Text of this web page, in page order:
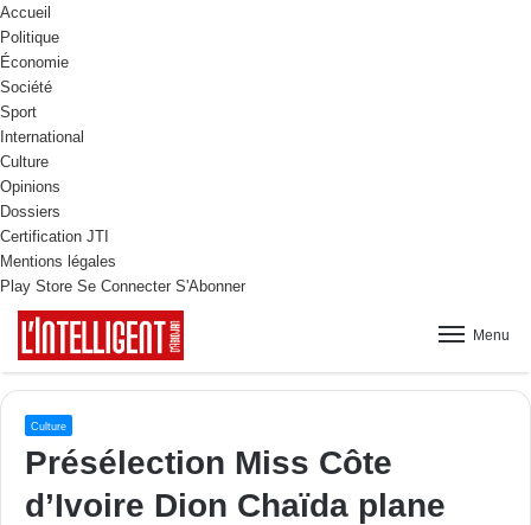
Accueil
Politique
Économie
Société
Sport
International
Culture
Opinions
Dossiers
Certification JTI
Mentions légales
Play Store Se Connecter S'Abonner
Menu
Culture
Présélection Miss Côte
d’Ivoire Dion Chaïda plane